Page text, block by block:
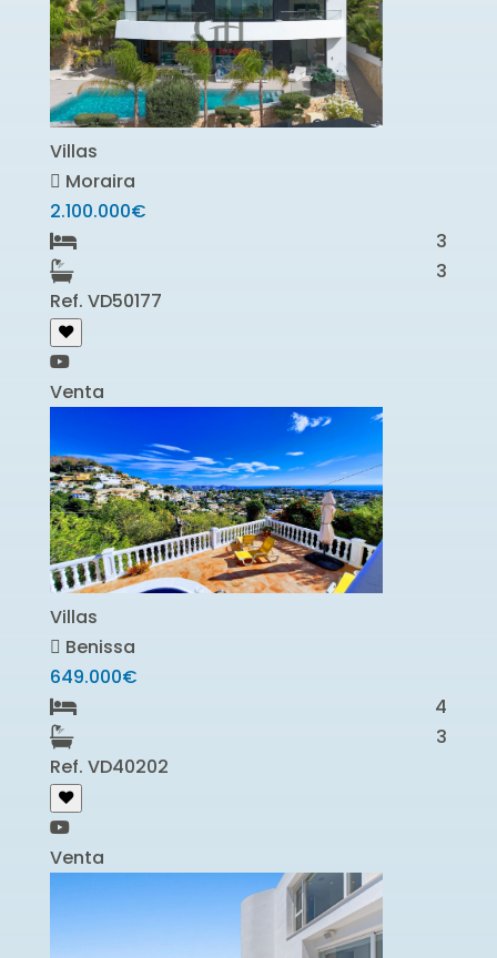
Villas
Moraira
2.100.000€
3
3
Ref. VD50177
Venta
Villas
Benissa
649.000€
4
3
Ref. VD40202
Venta